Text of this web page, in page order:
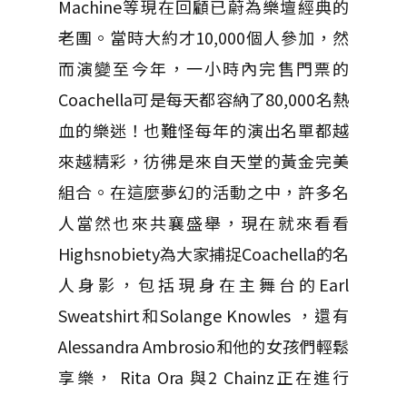
Machine等現在回顧已蔚為樂壇經典的
老團。當時大約才10,000個人參加，然
而演變至今年，一小時內完售門票的
Coachella可是每天都容納了80,000名熱
血的樂迷！也難怪每年的演出名單都越
來越精彩，彷彿是來自天堂的黃金完美
組合。在這麼夢幻的活動之中，許多名
人當然也來共襄盛舉，現在就來看看
Highsnobiety為大家捕捉Coachella的名
人身影，包括現身在主舞台的Earl
Sweatshirt和Solange Knowles ，還有
Alessandra Ambrosio和他的女孩們輕鬆
享樂， Rita Ora 與2 Chainz正在進行